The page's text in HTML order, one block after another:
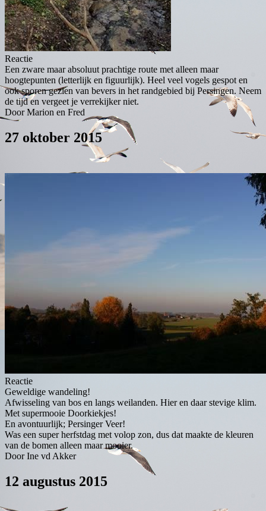
Reactie
Een zware maar absoluut prachtige route met alleen maar
hoogtepunten (letterlijk en figuurlijk). Heel veel vogels gespot en
ook sporen gezien van bevers in het randgebied bij Persingen. Neem
de tijd en vergeet je verrekijker niet.
Door Marion en Fred
27 oktober 2015
Reactie
Geweldige wandeling!
Afwisseling van bos en langs weilanden. Hier en daar stevige klim.
Met supermooie Doorkiekjes!
En avontuurlijk; Persinger Veer!
Was een super herfstdag met volop zon, dus dat maakte de kleuren
van de bomen alleen maar mooier.
Door Ine vd Akker
12 augustus 2015